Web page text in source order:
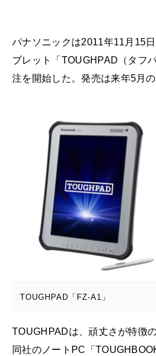
パナソニックは2011年11月15
ブレット「TOUGHPAD（タフ
注を開始した。発売は来年5月の
TOUGHPAD「FZ-A1」
TOUGHPADは、頑丈さが特徴
同社のノートPC「